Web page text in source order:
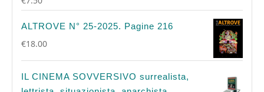
ALTROVE N° 25-2025. Pagine 216
€18.00
IL CINEMA SOVVERSIVO surrealista,